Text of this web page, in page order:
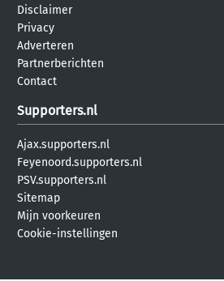
Disclaimer
Privacy
Adverteren
Partnerberichten
Contact
Supporters.nl
Ajax.supporters.nl
Feyenoord.supporters.nl
PSV.supporters.nl
Sitemap
Mijn voorkeuren
Cookie-instellingen